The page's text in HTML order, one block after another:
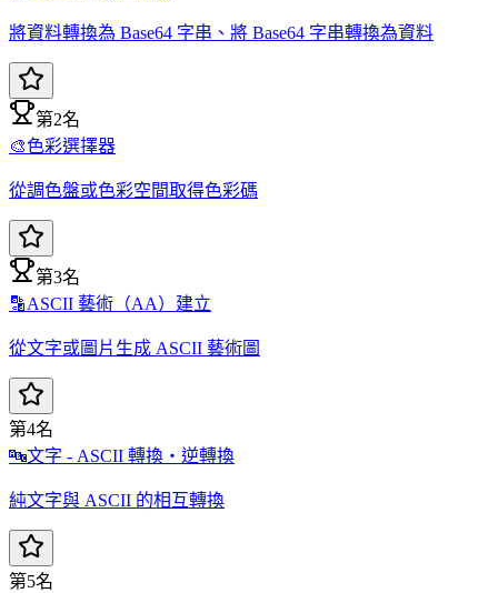
將資料轉換為 Base64 字串、將 Base64 字串轉換為資料
第2名
🎨色彩選擇器
從調色盤或色彩空間取得色彩碼
第3名
🔡ASCII 藝術（AA）建立
從文字或圖片生成 ASCII 藝術圖
第4名
🔤文字 - ASCII 轉換・逆轉換
純文字與 ASCII 的相互轉換
第5名